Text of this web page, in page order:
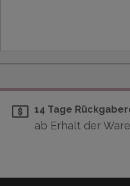
14 Tage
ab Erhalt der Ware